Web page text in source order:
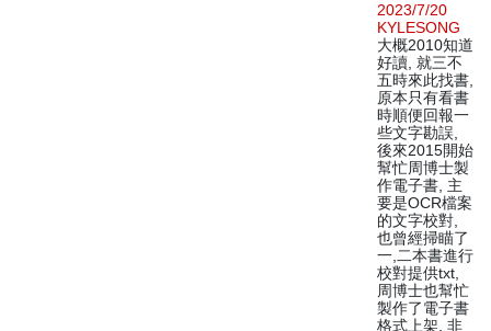
2023/7/20
KYLESONG
大概2010知道
好讀, 就三不
五時來此找書,
原本只有看書
時順便回報一
些文字勘誤,
後來2015開始
幫忙周博士製
作電子書, 主
要是OCR檔案
的文字校對,
也曾經掃瞄了
一,二本書進行
校對提供txt,
周博士也幫忙
製作了電子書
格式上架, 非